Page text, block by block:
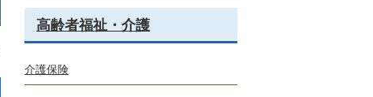
高齢者福祉・介護
介護保険